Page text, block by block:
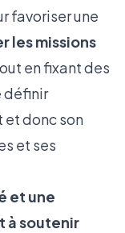
favoriser une
les missions
en fixant des
définir
et donc son
et ses
et une
à soutenir